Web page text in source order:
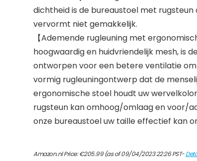
dichtheid is de bureaustoel met
vervormt niet gemakkelijk.
【Ademende rugleuning met
hoogwaardig en huidvriendelijk mesh, is
ontworpen voor een betere ventilatie om
vormig rugleuningontwerp dat de
ergonomische stoel houdt uw
rugsteun kan omhoog/omlaag en voor/
onze bureaustoel uw taille effectief kan
Amazon.nl Price:€205.99(as of 09/04/2023 22:26 PST-